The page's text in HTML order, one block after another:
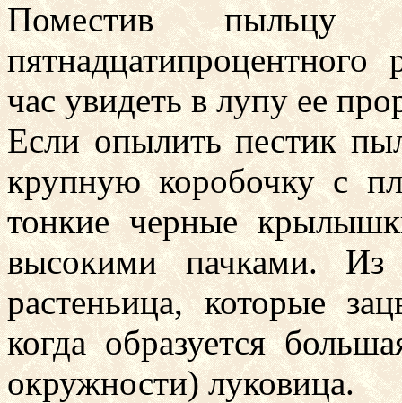
Поместив пыльцу
час увидеть в лупу ее
Если опылить пестик
крупную коробочку с
тонкие черные
высокими пачками. Из
растеньица, которые
когда образуется
окружности) луковица.